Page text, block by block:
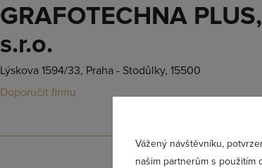
Vážený návštěvníku,
našim partnerům s použitím
GRAFOTECHNA PLUS,
s.r.o.
Lýskova 1594/33, Praha - Stodůlky, 15500
Doporučit firmu
Přihlásit se